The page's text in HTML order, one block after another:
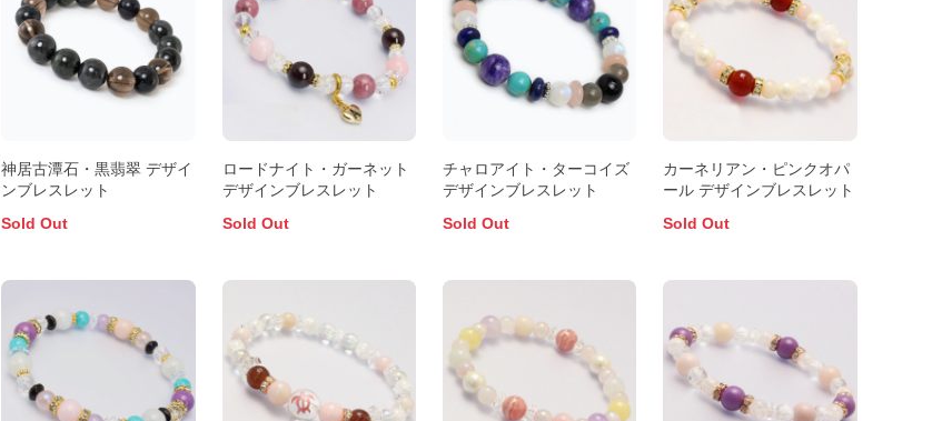
神居古潭石・黒翡翠 デザイ
ンブレスレット
Sold Out
ロードナイト・ガーネット
デザインブレスレット
Sold Out
チャロアイト・ターコイズ
デザインブレスレット
Sold Out
カーネリアン・ピンクオパ
ール デザインブレスレット
Sold Out